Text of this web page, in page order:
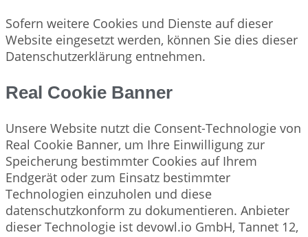
Sofern weitere Cookies und Dienste auf dieser
Website eingesetzt werden, können Sie dies dieser
Datenschutzerklärung entnehmen.
Real Cookie Banner
Unsere Website nutzt die Consent-Technologie von
Real Cookie Banner, um Ihre Einwilligung zur
Speicherung bestimmter Cookies auf Ihrem
Endgerät oder zum Einsatz bestimmter
Technologien einzuholen und diese
datenschutzkonform zu dokumentieren. Anbieter
dieser Technologie ist devowl.io GmbH, Tannet 12,